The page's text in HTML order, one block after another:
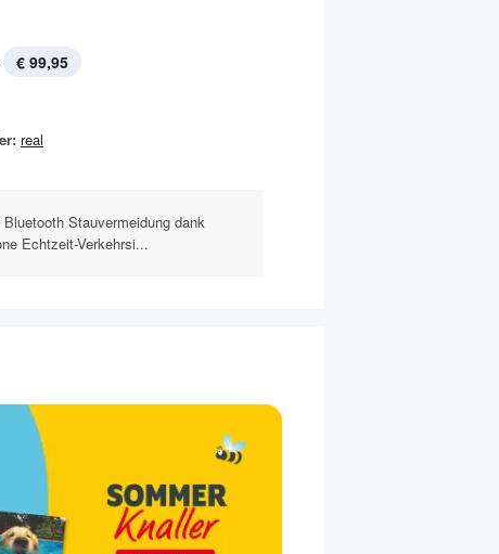
€ 99,95
real
Stauvermeidung dank
Echtzeit-Verkehrsi...